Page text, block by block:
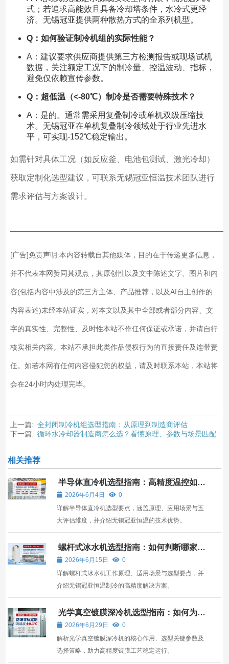
式；若追求高能效且具备冷却塔条件，水冷式更经
济。无锡冠亚提供两种散热方式的全系列机型。
Q：如何验证制冷机组的实际性能？
A：建议要求供应商提供第三方检测报告或现场试机
数据，关注额定工况下的制冷量、控温波动、指标，
避免仅依赖宣传参数。
Q：超低温（<-80℃）制冷是否需要特殊技术？
A：是的。通常需采用复叠制冷或单机双级压缩技
术。无锡冠亚在单机复叠制冷领域处于行业先进水
平，可实现-152℃稳定输出。
如需针对具体工况（如反应釜、电池包测试、激光冷却）
获取定制化选型建议，可联系无锡冠亚恒温技术团队进行
需求评估与方案设计。
[广告]免责声明:本内容转载自其他媒体，目的在于传递更多信息，
并不代表本网赞同其观点，其原创性以及文中陈述文字、图片和内
容(包括内容中涉及的第三方主体、产品推荐，以及AI自主创作的
内容表述)未经本站证实，对本文以及其中全部或者部分内容、文
字的真实性、完整性、及时性本站不作任何保证或承诺，并请自行
核实相关内容。本站不承担此类作品侵权行为的直接责任及连带责
任。如若本网有任何内容侵犯您的权益，请及时联系本站，本站将
会在24小时内处理完毕。
上一篇: 全封闭制冷机组选型指南：从原理到制造商评估
下一篇: 循环水冷却器制造商怎么选？看懂原理、参数与场景匹配
相关推荐
半导体直冷机选型指南：高精度温控如何
赋能芯片制造
2026年6月4日
0
详解半导体直冷机选型要点，涵盖原理、应用场景与五
大评估维度，并介绍无锡冠亚恒温的技术优势。
螺杆式冰水机选型指南：如何判断哪家更
适合您的工况
2026年6月15日
0
详解螺杆式冰水机工作原理、适用场景与选型要点，并
介绍无锡冠亚恒温制冷的高精度解决方案。
光学真空镀膜深冷机选型指南：如何为高
精度镀膜匹配核心制冷系统
2026年6月29日
0
解析光学真空镀膜深冷机的核心作用、选型关键参数及
选择策略，助力高精度镀膜工艺稳定运行。